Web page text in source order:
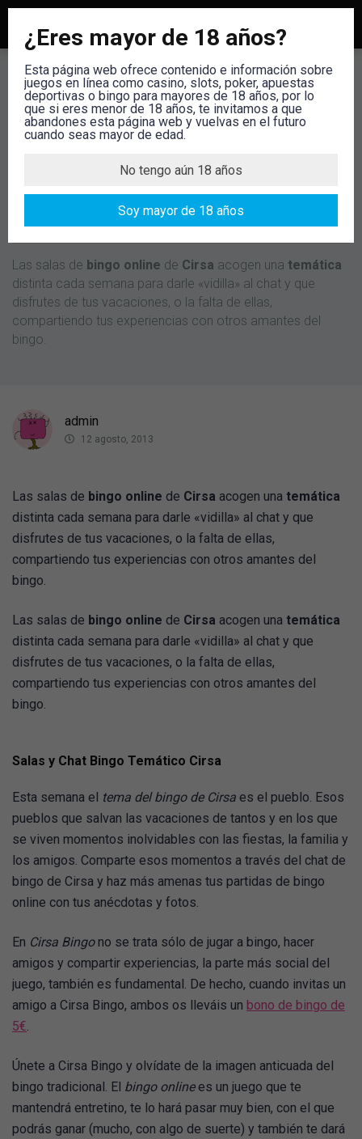
Semanas temáticas bingo
online Cirsa
introducida por el Real Decreto 958/2020, de 3 de noviembre. Por
web relacionada con bonos, ofertas o promociones de cualquier
tipo, no deberá tenerse en cuenta por el usuario localizado en
España. Esta restricción no aplica a usuarios no localizados en
España.
Las salas de bingo online de Cirsa acogen una temática
distinta cada semana para darle «vidilla» al chat y que
disfrutes de tus vacaciones, o la falta de ellas,
compartiendo tus experiencias con otros amantes del
bingo.
admin
12 agosto, 2013
Las salas de bingo online de Cirsa acogen una temática
distinta cada semana para darle «vidilla» al chat y que
disfrutes de tus vacaciones, o la falta de ellas,
compartiendo tus experiencias con otros amantes del
bingo.
Las salas de bingo online de Cirsa acogen una temática
distinta cada semana para darle «vidilla» al chat y que
disfrutes de tus vacaciones, o la falta de ellas,
compartiendo tus experiencias con otros amantes del
bingo.
Salas y Chat Bingo Temático Cirsa
Esta semana el tema del bingo de Cirsa es el pueblo. Esos
pueblos que salvan las vacaciones de tantos y en los que
se viven momentos inolvidables con las fiestas, la familia y
los amigos. Comparte esos momentos a través del chat de
bingo de Cirsa y haz más amenas tus partidas de bingo
online con tus anécdotas y fotos.
En Cirsa Bingono se trata sólo de jugar a bingo, hacer
amigos y compartir experiencias, la parte más social del
juego, también es fundamental. De hecho, cuando invitas un
amigo a Cirsa Bingo, ambos os lleváis un bono de bingo de
5€.
Únete a Cirsa Bingo y olvídate de la imagen anticuada del
bingo tradicional. El bingo onlinees un juego que te
mantendrá entretino, te lo hará pasar muy bien, con el que
podrás ganar (mucho, con algo de suerte) y también te dará
¿Eres mayor de 18 años?
Esta página web ofrece contenido e información sobre
juegos en línea como casino, slots, poker, apuestas
deportivas o bingo para mayores de 18 años, por lo
que si eres menor de 18 años, te invitamos a que
abandones esta página web y vuelvas en el futuro
cuando seas mayor de edad.
No tengo aún 18 años
Soy mayor de 18 años